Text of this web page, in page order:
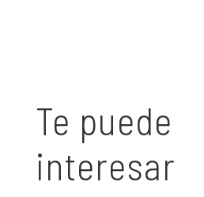
Te puede
interesar